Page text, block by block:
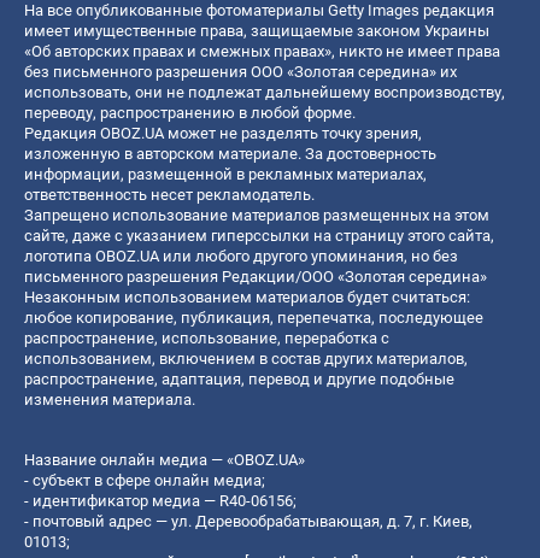
На все опубликованные фотоматериалы Getty Images редакция
имеет имущественные права, защищаемые законом Украины
«Об авторских правах и смежных правах», никто не имеет права
без письменного разрешения ООО «Золотая середина» их
использовать, они не подлежат дальнейшему воспроизводству,
переводу, распространению в любой форме.
Редакция OBOZ.UA может не разделять точку зрения,
изложенную в авторском материале. За достоверность
информации, размещенной в рекламных материалах,
ответственность несет рекламодатель.
Запрещено использование материалов размещенных на этом
сайте, даже с указанием гиперссылки на страницу этого сайта,
логотипа OBOZ.UA или любого другого упоминания, но без
письменного разрешения Редакции/ООО «Золотая середина»
Незаконным использованием материалов будет считаться:
любое копирование, публикация, перепечатка, последующее
распространение, использование, переработка с
использованием, включением в состав других материалов,
распространение, адаптация, перевод и другие подобные
изменения материала.
Название онлайн медиа — «OBOZ.UA»
- субъект в сфере онлайн медиа;
- идентификатор медиа — R40-06156;
- почтовый адрес — ул. Деревообрабатывающая, д. 7, г. Киев,
01013;